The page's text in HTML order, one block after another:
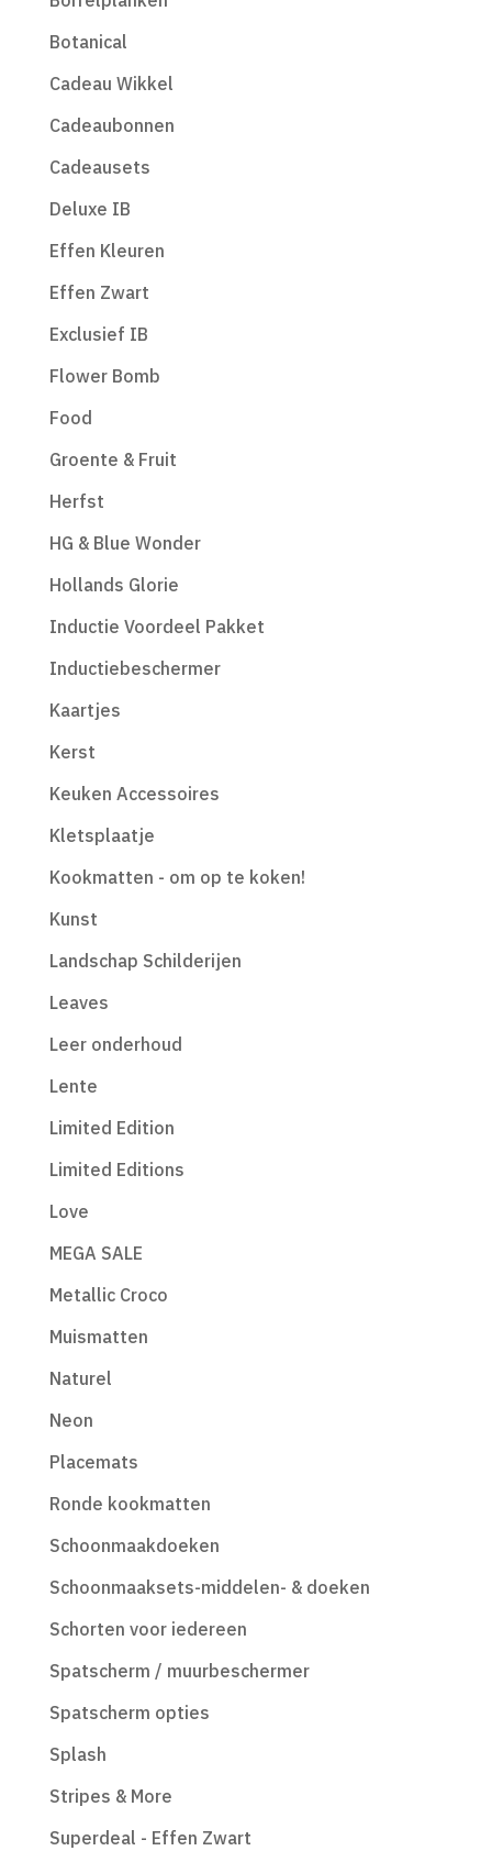
Botanical
Cadeau Wikkel
Cadeaubonnen
Cadeausets
Deluxe IB
Effen Kleuren
Effen Zwart
Exclusief IB
Flower Bomb
Food
Groente & Fruit
Herfst
HG & Blue Wonder
Hollands Glorie
Inductie Voordeel Pakket
Inductiebeschermer
Kaartjes
Kerst
Keuken Accessoires
Kletsplaatje
Kookmatten - om op te koken!
Kunst
Landschap Schilderijen
Leaves
Leer onderhoud
Lente
Limited Edition
Limited Editions
Love
MEGA SALE
Metallic Croco
Muismatten
Naturel
Neon
Placemats
Ronde kookmatten
Schoonmaakdoeken
Schoonmaaksets-middelen- & doeken
Schorten voor iedereen
Spatscherm / muurbeschermer
Spatscherm opties
Splash
Stripes & More
Superdeal - Effen Zwart